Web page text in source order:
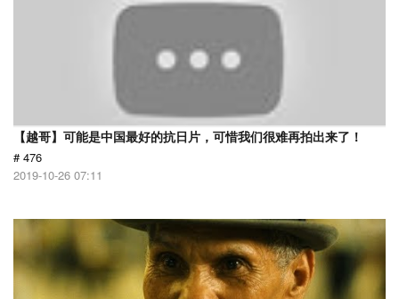
【越哥】可能是中国最好的抗日片，可惜我们很难再拍出来了！
# 476
2019-10-26 07:11